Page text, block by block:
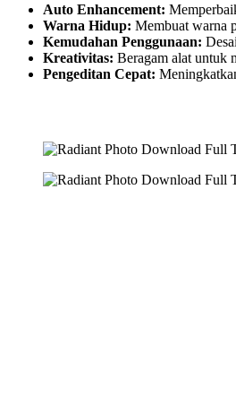
Auto Enhancement:
Warna Hidup: Membuat warna
Kemudahan Penggunaan:
Kreativitas: Beragam alat untuk
Pengeditan Cepat: